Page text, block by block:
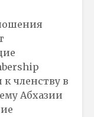
членству в
Абхазии